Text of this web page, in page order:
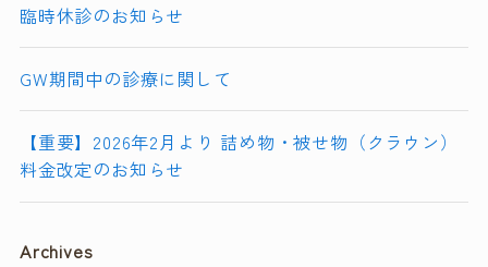
臨時休診のお知らせ
GW期間中の診療に関して
【重要】2026年2月より 詰め物・被せ物（クラウン）
料金改定のお知らせ
Archives